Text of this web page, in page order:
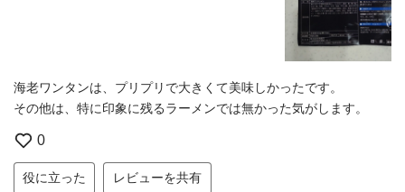
海老ワンタンは、プリプリで大きくて美味しかったです。
その他は、特に印象に残るラーメンでは無かった気がします。
0
役に立った レビューを共有